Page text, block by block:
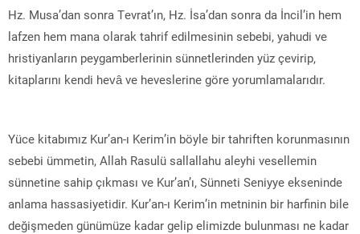
Hz. Musa’dan sonra Tevrat’ın, Hz. İsa’dan sonra da İncil’in hem
lafzen hem mana olarak tahrif edilmesinin sebebi, yahudi ve
hristiyanların peygamberlerinin sünnetlerinden yüz çevirip,
kitaplarını kendi hevâ ve heveslerine göre yorumlamalarıdır.
Yüce kitabımız Kur’an-ı Kerim’in böyle bir tahriften korunmasının
sebebi ümmetin, Allah Rasulü sallallahu aleyhi vesellemin
sünnetine sahip çıkması ve Kur’an’ı, Sünneti Seniyye ekseninde
anlama hassasiyetidir. Kur’an-ı Kerim’in metninin bir harfinin bile
değişmeden günümüze kadar gelip elimizde bulunması ne kadar